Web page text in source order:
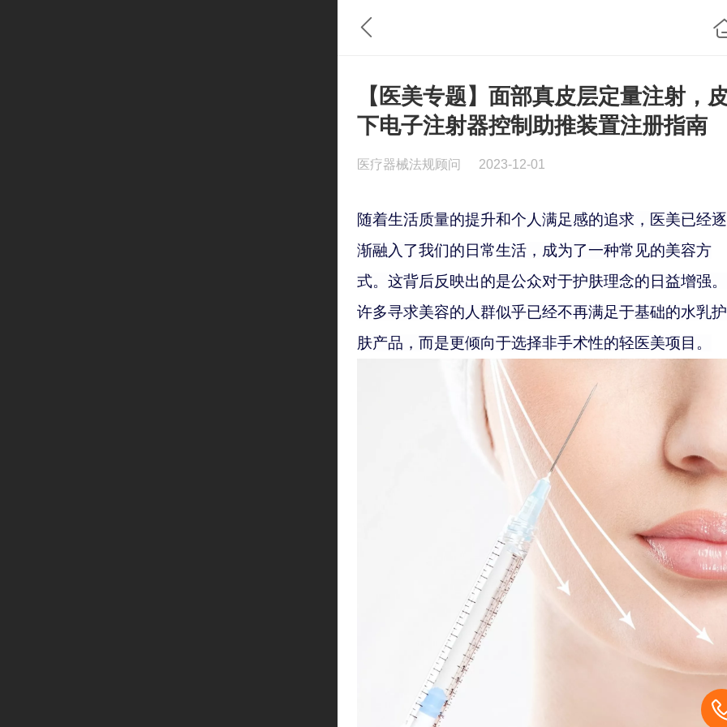
【医美专题】面部真皮层定量注射，
下电子注射器控制助推装置注册指南
医疗器械法规顾问 2023-12-01
随着生活质量的提升和个人满足感的追求，医美已经逐
渐融入了我们的日常生活，成为了一种常见的美容方
式。这背后反映出的是公众对于护肤理念的日益增强。
许多寻求美容的人群似乎已经不再满足于基础的水乳护
肤产品，而是更倾向于选择非手术性的轻医美项目。